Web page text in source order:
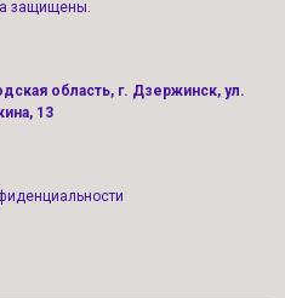
защищены.
область, г. Дзержинск, ул.
13